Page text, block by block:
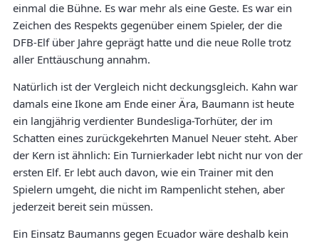
einmal die Bühne. Es war mehr als eine Geste. Es war ein
Zeichen des Respekts gegenüber einem Spieler, der die
DFB-Elf über Jahre geprägt hatte und die neue Rolle trotz
aller Enttäuschung annahm.
Natürlich ist der Vergleich nicht deckungsgleich. Kahn war
damals eine Ikone am Ende einer Ära, Baumann ist heute
ein langjährig verdienter Bundesliga-Torhüter, der im
Schatten eines zurückgekehrten Manuel Neuer steht. Aber
der Kern ist ähnlich: Ein Turnierkader lebt nicht nur von der
ersten Elf. Er lebt auch davon, wie ein Trainer mit den
Spielern umgeht, die nicht im Rampenlicht stehen, aber
jederzeit bereit sein müssen.
Ein Einsatz Baumanns gegen Ecuador wäre deshalb kein